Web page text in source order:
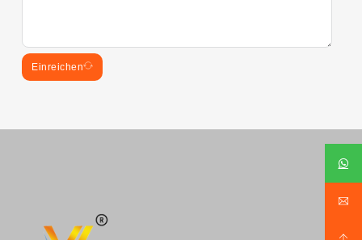
Einreichen